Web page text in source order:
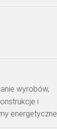
wyrobów,
i
energetyczne